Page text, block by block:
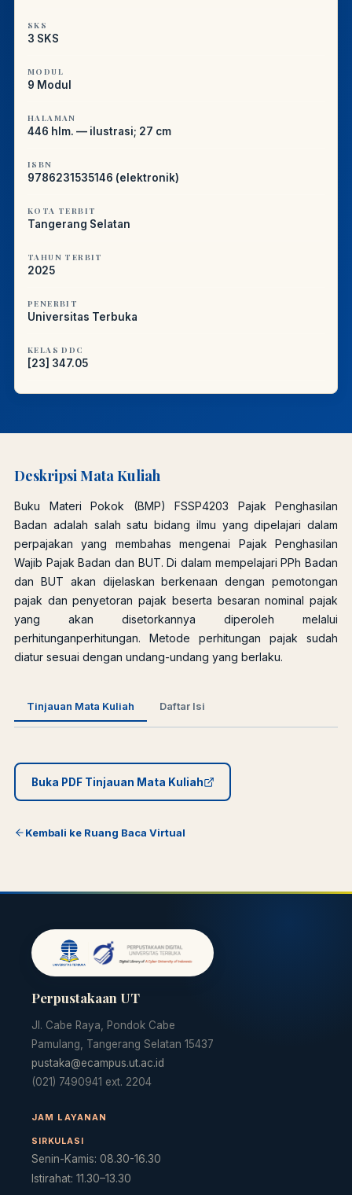
SKS
3 SKS
MODUL
9 Modul
HALAMAN
446 hlm. — ilustrasi; 27 cm
ISBN
9786231535146 (elektronik)
KOTA TERBIT
Tangerang Selatan
TAHUN TERBIT
2025
PENERBIT
Universitas Terbuka
KELAS DDC
[23] 347.05
Deskripsi Mata Kuliah
Buku Materi Pokok (BMP) FSSP4203 Pajak Penghasilan
Badan adalah salah satu bidang ilmu yang dipelajari dalam
perpajakan yang membahas mengenai Pajak Penghasilan
Wajib Pajak Badan dan BUT. Di dalam mempelajari PPh Badan
dan BUT akan dijelaskan berkenaan dengan pemotongan
pajak dan penyetoran pajak beserta besaran nominal pajak
yang akan disetorkannya diperoleh melalui
perhitunganperhitungan. Metode perhitungan pajak sudah
diatur sesuai dengan undang-undang yang berlaku.
Tinjauan Mata Kuliah Daftar Isi
Buka PDF Tinjauan Mata Kuliah
Kembali ke Ruang Baca Virtual
Perpustakaan UT
Jl. Cabe Raya, Pondok Cabe
Pamulang, Tangerang Selatan 15437
pustaka@ecampus.ut.ac.id
(021) 7490941 ext. 2204
JAM LAYANAN
SIRKULASI
Senin-Kamis: 08.30-16.30
Istirahat: 11.30–13.30